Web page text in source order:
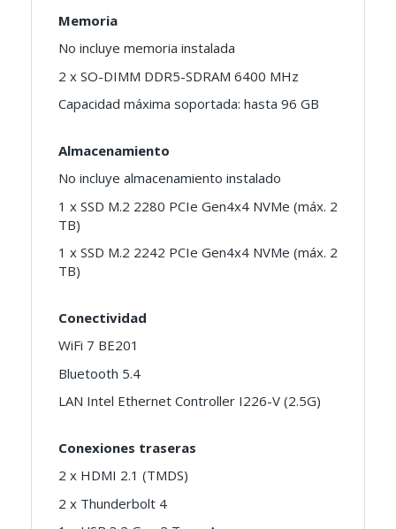
Memoria
No incluye memoria instalada
2 x SO-DIMM DDR5-SDRAM 6400 MHz
Capacidad máxima soportada: hasta 96 GB
Almacenamiento
No incluye almacenamiento instalado
1 x SSD M.2 2280 PCIe Gen4x4 NVMe (máx. 2
TB)
1 x SSD M.2 2242 PCIe Gen4x4 NVMe (máx. 2
TB)
Conectividad
WiFi 7 BE201
Bluetooth 5.4
LAN Intel Ethernet Controller I226-V (2.5G)
Conexiones traseras
2 x HDMI 2.1 (TMDS)
2 x Thunderbolt 4